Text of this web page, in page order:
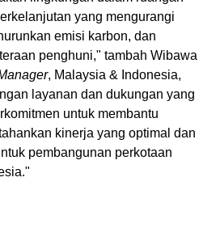
yang mengurangi
emisi karbon, dan
penghuni," tambah Wibawa
, Malaysia & Indonesia,
layanan dan dukungan yang
untuk membantu
kinerja yang optimal dan
pembangunan perkotaan
."